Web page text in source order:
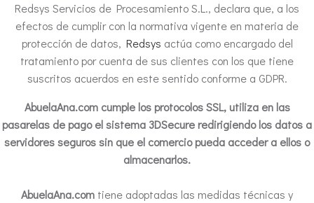
Redsys Servicios de Procesamiento S.L., declara que, a los
efectos de cumplir con la normativa vigente en materia de
protección de datos, Redsys actúa como encargado del
tratamiento por cuenta de sus clientes con los que tiene
suscritos acuerdos en este sentido conforme a GDPR.
AbuelaAna.com cumple los protocolos SSL, utiliza en las
pasarelas de pago el sistema 3DSecure redirigiendo los datos a
servidores seguros sin que el comercio pueda acceder a ellos o
almacenarlos.
AbuelaAna.com tiene adoptadas las medidas técnicas y